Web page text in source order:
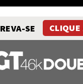
compartilhar esse
SE